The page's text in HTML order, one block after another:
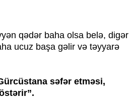
qədər baha olsa belə, digər
ucuz başa gəlir və təyyarə
səfər etməsi,